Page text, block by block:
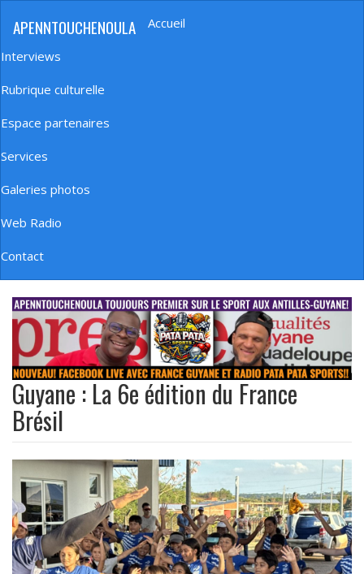
principal
APENNTOUCHENOULA
Navigation
principale
Accueil
Interviews
Rubrique culturelle
Espace partenaires
Services
Galeries photos
Web Radio
Contact
banniere_img
Guyane : La 6e édition du France
Brésil